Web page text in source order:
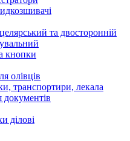
та двосторонній
кнопки
олівців
транспортири, лекала
ділові